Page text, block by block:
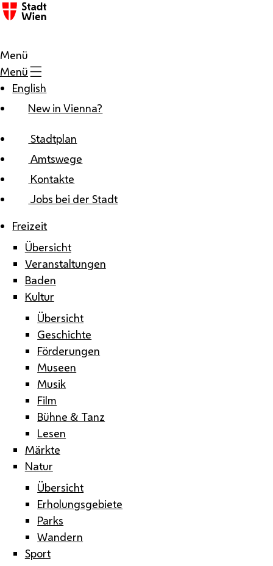
Zum Inhalt
Menü
Menü
English
New in Vienna?
Stadtplan
Amtswege
Kontakte
Jobs bei der Stadt
Freizeit
Übersicht
Veranstaltungen
Baden
Kultur
Übersicht
Geschichte
Förderungen
Museen
Musik
Film
Bühne & Tanz
Lesen
Märkte
Natur
Übersicht
Erholungsgebiete
Parks
Wandern
Sport